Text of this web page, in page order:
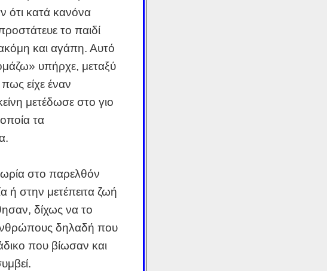
ότι κατά κανόνα
το παιδί
και αγάπη. Αυτό
υπήρχε, μεταξύ
είχε έναν
μετέδωσε στο γιο
τα
στο παρελθόν
ή στην μετέπειτα ζωή
δίχως να το
δηλαδή που
που βίωσαν και